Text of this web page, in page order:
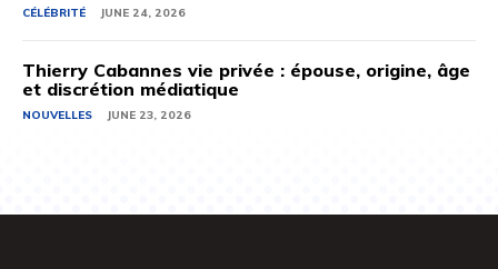
CÉLÉBRITÉ JUNE 24, 2026
Thierry Cabannes vie privée : épouse, origine, âge
et discrétion médiatique
NOUVELLES JUNE 23, 2026